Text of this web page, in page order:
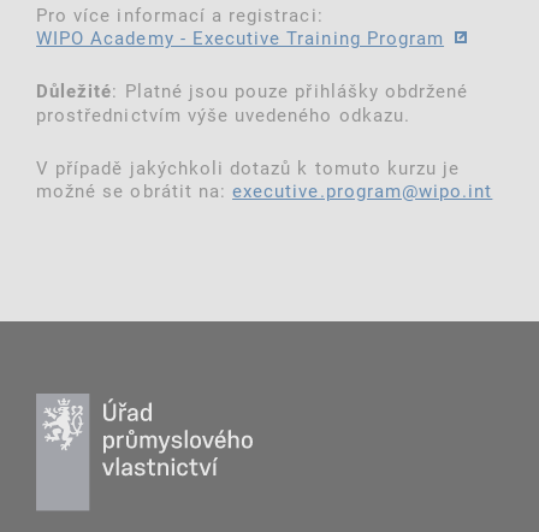
Pro více informací a registraci:
WIPO Academy - Executive Training Program
Důležité: Platné jsou pouze přihlášky obdržené
prostřednictvím výše uvedeného odkazu.
V případě jakýchkoli dotazů k tomuto kurzu je
možné se obrátit na:executive.program@wipo.int